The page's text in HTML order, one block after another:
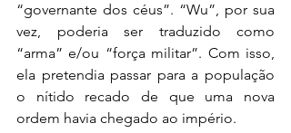
“governante dos céus”. “Wu”, por sua
vez, poderia ser traduzido como
“arma” e/ou “força militar”. Com isso,
ela pretendia passar para a população
o nítido recado de que uma nova
ordem havia chegado ao império.